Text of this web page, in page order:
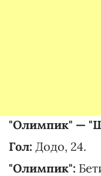
"Олимпик" —
Гол: Додо, 24.
"Олимпик":